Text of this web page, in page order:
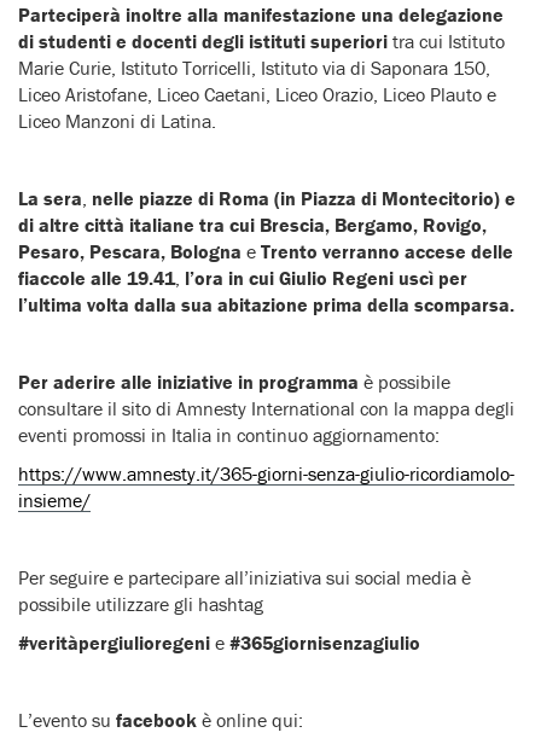
Parteciperà inoltre alla manifestazione una delegazione
di studenti e docenti degli istituti superiori tra cui Istituto
Marie Curie, Istituto Torricelli, Istituto via di Saponara 150,
Liceo Aristofane, Liceo Caetani, Liceo Orazio, Liceo Plauto e
Liceo Manzoni di Latina.
La sera nelle piazze di Roma (in Piazza di Montecitorio) e
di altre città italiane tra cui Brescia, Bergamo, Rovigo,
Pesaro, Pescara, Bologna e Trento verranno accese delle
fiaccole alle 19.41, l’ora in cui Giulio Regeni uscì per
l’ultima volta dalla sua abitazione prima della scomparsa.
Per aderire alle iniziative in programma è possibile
consultare il sito di Amnesty International con la mappa degli
eventi promossi in Italia in continuo aggiornamento:
https://www.amnesty.it/365-giorni-senza-giulio-ricordiamolo-
insieme/
Per seguire e partecipare all’iniziativa sui social media è
possibile utilizzare gli hashtag
#veritàpergiulioregeni e #365giornisenzagiulio
L’evento su facebook è online qui: